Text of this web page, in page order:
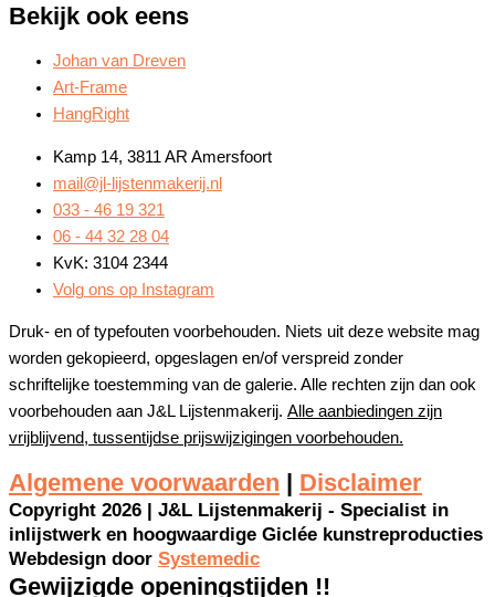
Bekijk ook eens
Johan van Dreven
Art-Frame
HangRight
Kamp 14, 3811 AR Amersfoort
mail@jl-lijstenmakerij.nl
033 - 46 19 321
06 - 44 32 28 04
KvK: 3104 2344
Volg ons op Instagram
Druk- en of typefouten voorbehouden. Niets uit deze website mag
worden gekopieerd, opgeslagen en/of verspreid zonder
schriftelijke toestemming van de galerie. Alle rechten zijn dan ook
voorbehouden aan J&L Lijstenmakerij. Alle aanbiedingen zijn
vrijblijvend, tussentijdse prijswijzigingen voorbehouden.
Algemene voorwaarden | Disclaimer
Copyright 2026 | J&L Lijstenmakerij - Specialist in
inlijstwerk en hoogwaardige Giclée kunstreproducties
Webdesign door Systemedic
Gewijzigde openingstijden !!